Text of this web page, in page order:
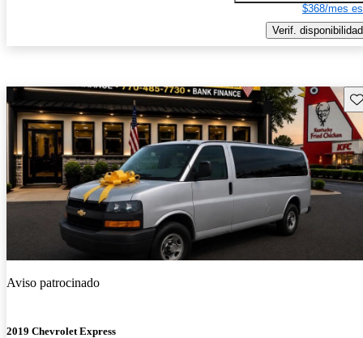
$368/mes
Verif. disponibilidad
Aviso patrocinado
2019 Chevrolet Express